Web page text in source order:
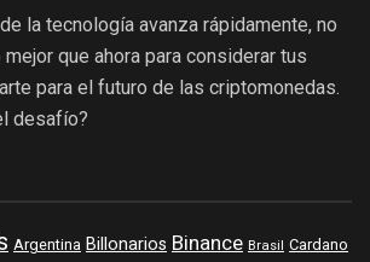
la tecnología avanza rápidamente, no
mejor que ahora para considerar tus
para el futuro de las criptomonedas.
desafío?
Argentina BillonariosBinance Brasil Cardano